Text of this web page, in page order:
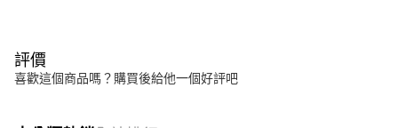
評價
喜歡這個商品嗎？購買後給他一個好評吧